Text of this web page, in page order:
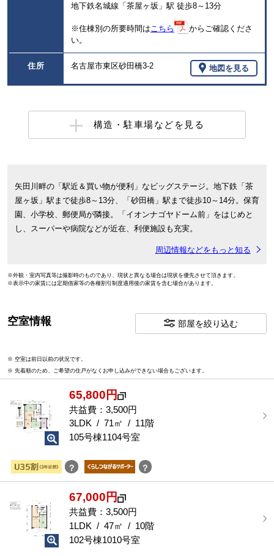
地下鉄名城線「茶屋ヶ坂」駅 徒歩8～13分
※住棟別の所要時間は こちら
からご確認くださ
い。
住所 名古屋市東区砂田橋3-2 地図を見る
構造・駐車場などを見る
矢田川畔の「駅近＆買い物が便利」なビッグステージ。地下鉄「茶
屋ヶ坂」駅まで徒歩8～13分、「砂田橋」駅まで徒歩10～14分。保育
園、小学校、郵便局が隣接。「イオンナゴヤドーム前」をはじめと
し、スーパーや病院などが近在、利便施設も充実。
周辺情報などをもっと知る
※外観・室内写真等は撮影時のものであり、現状と異なる場合は現状を優先させて頂きます。
※表示中の家賃には定期借家等の各種割引制度適用後の家賃を含む場合があります。
空室情報 部屋を絞り込む
※ 空室は前日以前の状況です。
※ 先着順のため、ご希望の住戸がなくお申し込みができない場合もございます。
65,800円
共益費：3,500円
3LDK / 71㎡ / 11階
105号棟1104号室
？ ？
67,000円
共益費：3,500円
1LDK / 47㎡ / 10階
102号棟1010号室